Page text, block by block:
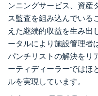
ンニングサービス、資産
ス監査を組み込んでいる
えた継続的収益を生み出
ータルにより施設管理者
パンチリストの解決をリ
ーティディーラーではほ
ルを実現しています。